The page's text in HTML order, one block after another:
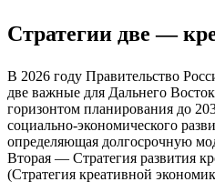
Стратегии две —
В 2026 году Правительство
две важные для Дальнего
горизонтом планирования до
социально-экономического
определяющая долгосрочную
Вторая — Стратегия развития
(Стратегия креативной